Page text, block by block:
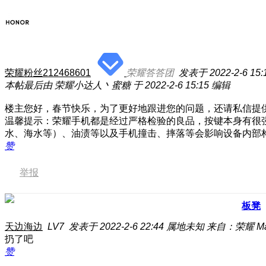
荣耀粉丝212468601 荣耀答答团 发表于 2022-2-6
本帖最后由 荣耀小达人丶蜜糖 于 2022-2-6 15:15 编辑
楼主您好，春节快乐，为了更好地跟进您的问题，还请私信
温馨提示：荣耀手机都是经过严格检验的良品，按键本身有
水、海水等）、油渍等以及手机撞击、摔落等会影响设备内部
赞
举报
板凳
天边海边 LV7 发表于 2022-2-6 22:44 属地未知 来自：荣耀
扔了吧
赞